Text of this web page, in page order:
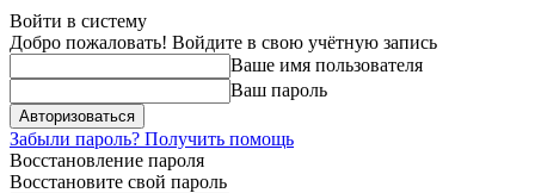
Войти в систему
Добро пожаловать! Войдите в свою учётную запись
Ваше имя пользователя
Ваш пароль
Забыли пароль? Получить помощь
Восстановление пароля
Восстановите свой пароль